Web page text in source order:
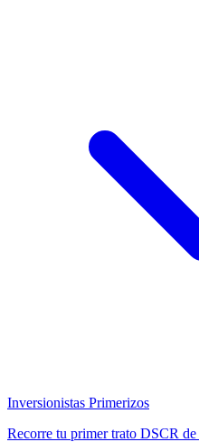
Inversionistas Primerizos
Recorre tu primer trato DSCR